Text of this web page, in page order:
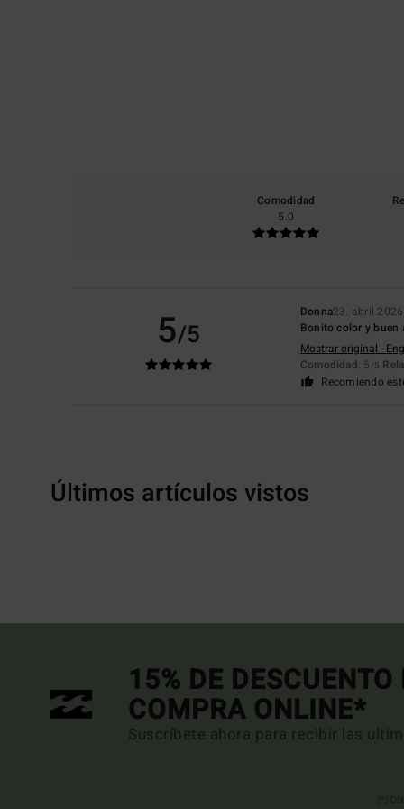
Comodidad
5.0
5/5
Donna23. abril 2026
Bonito color y buen
Mostrar original -
Comodidad: 5 /5
Recomiendo
Últimos artículos vistos
15% DE
COMPRA ONLINE*
Suscríbete ahora para recibir las